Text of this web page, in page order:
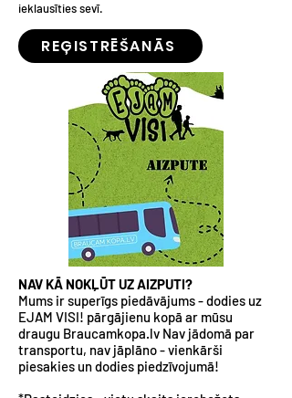
ieklausīties sevī.
REĢISTRĒŠANĀS
NAV KĀ NOKĻŪT UZ AIZPUTI?
Mums ir superīgs piedāvājums - dodies uz
EJAM VISI! pārgājienu kopā ar mūsu
draugu Braucamkopa.lv Nav jādomā par
transportu, nav jāplāno - vienkārši
piesakies un dodies piedzīvojumā!